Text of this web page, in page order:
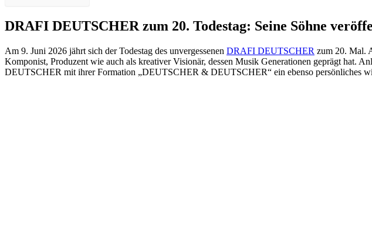
DRAFI DEUTSCHER zum 20. Todestag: Seine Söhne
Am 9. Juni 2026 jährt sich der Todestag des unvergessenen DRAFI DEUTSCHER zum 20. Mal.
Komponist, Produzent wie auch als kreativer Visionär, dessen Musik Generationen geprägt hat.
DEUTSCHER mit ihrer Formation „DEUTSCHER & DEUTSCHER“ ein ebenso persönliches